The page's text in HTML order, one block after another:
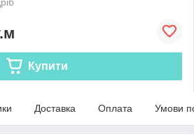
Купити
Доставка Оплата Умови